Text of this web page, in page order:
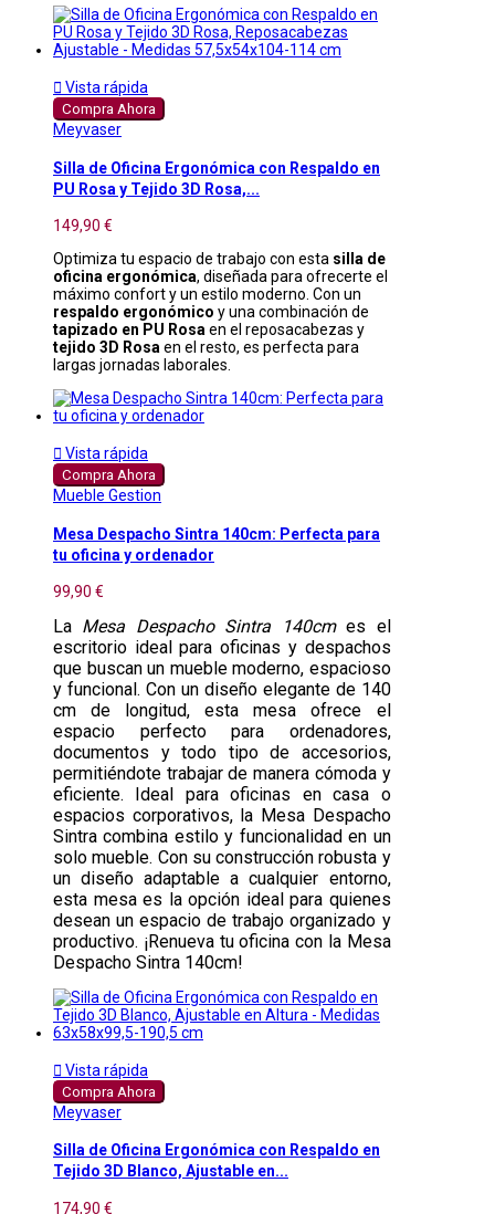
 Vista rápida
Compra Ahora
Meyvaser
Silla de Oficina Ergonómica con Respaldo en
PU Rosa y Tejido 3D Rosa,...
149,90 €
Optimiza tu espacio de trabajo con esta silla de
oficina ergonómica, diseñada para ofrecerte el
máximo confort y un estilo moderno. Con un
respaldo ergonómico y una combinación de
tapizado en PU Rosa en el reposacabezas y
tejido 3D Rosa en el resto, es perfecta para
largas jornadas laborales.
 Vista rápida
Compra Ahora
Mueble Gestion
Mesa Despacho Sintra 140cm: Perfecta para
tu oficina y ordenador
99,90 €
La Mesa Despacho Sintra 140cmes el
escritorio ideal para oficinas y despachos
que buscan un mueble moderno, espacioso
y funcional. Con un diseño elegante de 140
cm de longitud, esta mesa ofrece el
espacio perfecto para ordenadores,
documentos y todo tipo de accesorios,
permitiéndote trabajar de manera cómoda y
eficiente. Ideal para oficinas en casa o
espacios corporativos, la Mesa Despacho
Sintra combina estilo y funcionalidad en un
solo mueble. Con su construcción robusta y
un diseño adaptable a cualquier entorno,
esta mesa es la opción ideal para quienes
desean un espacio de trabajo organizado y
productivo. ¡Renueva tu oficina con la Mesa
Despacho Sintra 140cm!
 Vista rápida
Compra Ahora
Meyvaser
Silla de Oficina Ergonómica con Respaldo en
Tejido 3D Blanco, Ajustable en...
174,90 €